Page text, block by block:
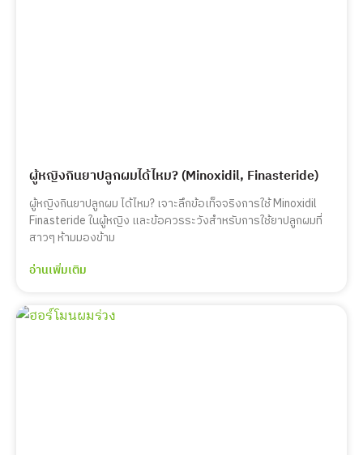
ผู้หญิงกินยาปลูกผมได้ไหม? (Minoxidil, Finasteride)
ผู้หญิงกินยาปลูกผม ได้ไหม? เจาะลึกข้อเท็จจริงการใช้ Minoxidil
Finasteride ในผู้หญิง และข้อควรระวังสำหรับการใช้ยาปลูกผมที่
สาวๆ ห้ามมองข้าม
อ่านเพิ่มเติม